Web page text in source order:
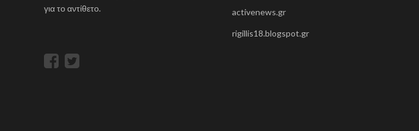
για το αντίθετο.
activenews.gr
rigillis18.blogspot.gr